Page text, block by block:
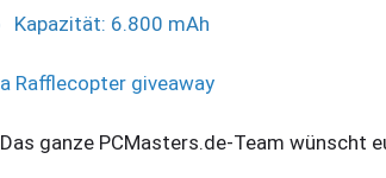
Kapazität: 6.800 mAh
a Rafflecopter giveaway
Das ganze PCMasters.de-Team wünscht